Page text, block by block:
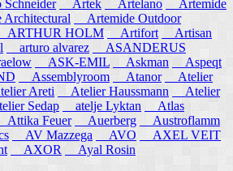
Artek Artelano
Artemide
Artemide Outdoor
ARTHUR HOLM Artifort
Artisan
arturo alvarez
ASANDERUS
ASK-EMIL Askman
Aspeqt
Assemblyroom Atanor
Atelier
Areti Atelier Haussmann
Atelier
Sedap atelje Lyktan
Atlas
Attika Feuer Auerberg
Austroflamm
AV Mazzega AVO
AXEL VEIT
AXOR Ayal Rosin